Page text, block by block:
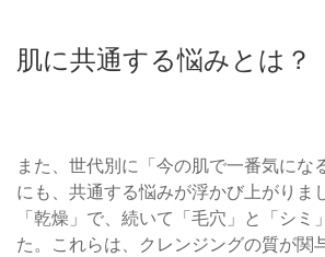
肌に共通する悩みとは？
また、世代別に「今の肌で一番気にな
にも、共通する悩みが浮かび上がりま
「乾燥」で、続いて「毛穴」と「シミ
た。これらは、クレンジングの質が関